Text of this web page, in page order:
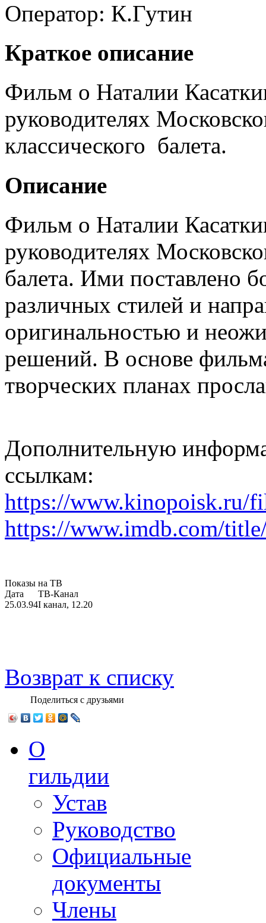
Оператор: К.Гутин
Краткое описание
Фильм о Наталии
руководителях
классического балета.
Описание
Фильм о Наталии
руководителях
балета. Ими поставлено
различных стилей и
оригинальностью и
решений. В основе
творческих планах
Дополнительную
ссылкам:
https://www.kinopoisk.ru/
https://www.imdb.com/
Показы на ТВ
Дата
ТВ-Канал
25.03.94I канал, 12.20
Возврат к списку
Поделиться с друзьями
О
гильдии
Устав
Руководство
Официальные
документы
Члены